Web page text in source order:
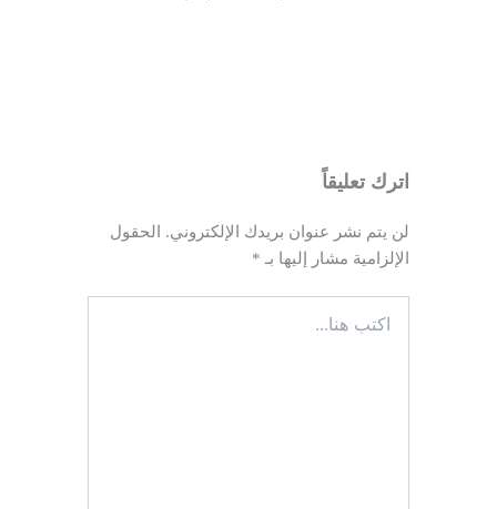
اترك تعليقاً
لن يتم نشر عنوان بريدك الإلكتروني.
الحقول
الإلزامية مشار إليها بـ *
هنا...